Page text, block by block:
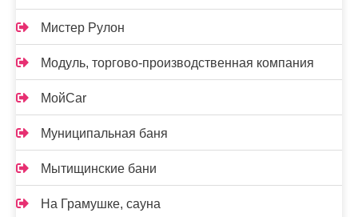
Мистер Рулон
Модуль, торгово-производственная компания
МойCar
Муниципальная баня
Мытищинские бани
На Грамушке, сауна